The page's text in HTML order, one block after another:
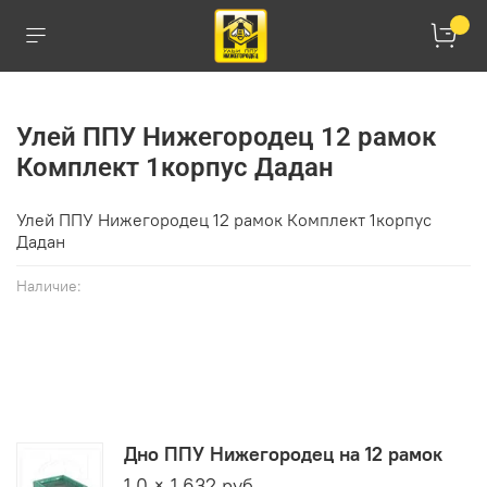
Наличие:
Улей ППУ Нижегородец 12 рамок
Комплект 1корпус Дадан
Дно ППУ Нижегородец на 12 рамок
Улей ППУ Нижегородец 12 рамок Комплект 1корпус
Дадан